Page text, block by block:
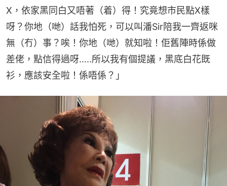
X，依家黑同白又唔著（着）得！究竟想市民點X樣
呀？你地（哋）話我怕死，可以叫潘Sir陪我一齊返咪
無（冇）事？唉！你地（哋）就知啦！佢舊陣時係做
差佬，點信得過呀.....所以我有個提議，黑底白花既
衫，應該安全啦！係唔係？」